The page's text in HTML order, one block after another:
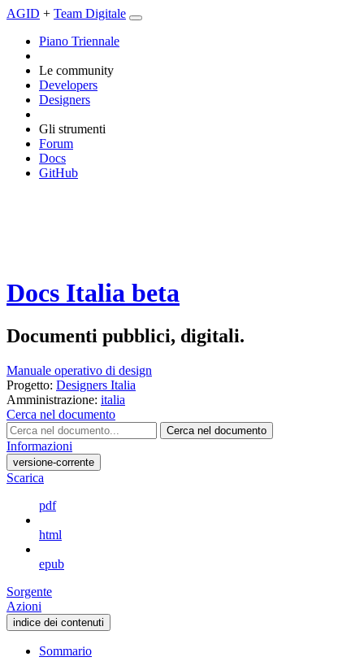
AGID + Team Digitale
Piano Triennale
Le community
Developers
Designers
Gli strumenti
Forum
Docs
GitHub
Docs Italia beta
Documenti pubblici, digitali.
Manuale operativo di design
Progetto: Designers Italia
Amministrazione: italia
Cerca nel documento
Cerca nel documento
Informazioni
versione-corrente
Scarica
pdf
html
epub
Sorgente
Azioni
indice dei contenuti
Sommario